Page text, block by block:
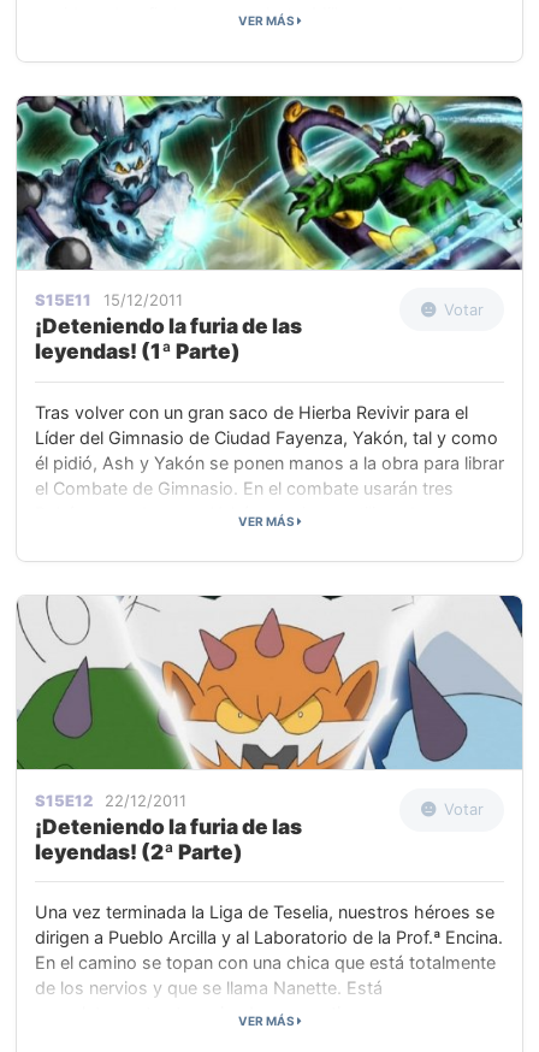
venido a desafiarle a un combate. Millo accede, pero,
Zeo, enfadado, culpa de la derrota a Pansear que, furioso,
VER MÁS
S15E11 15/12/2011
¡Deteniendo la furia de las
leyendas! (1ª Parte)
Votar
Tras volver con un gran saco de Hierba Revivir para el
Líder del Gimnasio de Ciudad Fayenza, Yakón, tal y como
él pidió, Ash y Yakón se ponen manos a la obra para librar
el Combate de Gimnasio. En el combate usarán tres
Pokémon cada uno y Yakón comienza utilizando a su
combate.
VER MÁS
S15E12 22/12/2011
¡Deteniendo la furia de las
leyendas! (2ª Parte)
Votar
Una vez terminada la Liga de Teselia, nuestros héroes se
dirigen a Pueblo Arcilla y al Laboratorio de la Prof.ª Encina.
En el camino se topan con una chica que está totalmente
de los nervios y que se llama Nanette. Está
completamente aterrorizada porque tiene que cruzar un
VER MÁS